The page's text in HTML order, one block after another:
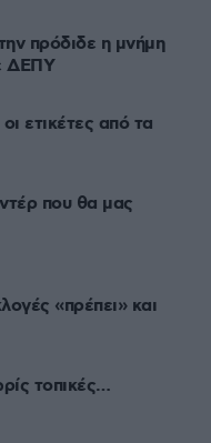
πρόδιδε η μνήμη
ΔΕΠΥ
ετικέτες από τα
που θα μας
«πρέπει» και
τοπικές…